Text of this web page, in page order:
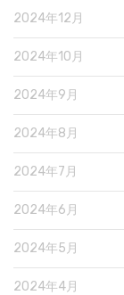
2024年12月
2024年10月
2024年9月
2024年8月
2024年7月
2024年6月
2024年5月
2024年4月